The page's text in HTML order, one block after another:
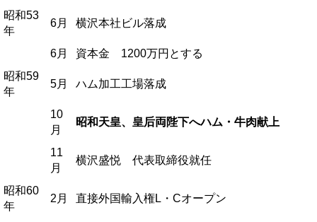
昭和53
年
6月 横沢本社ビル落成
6月
資本金 1200万円とする
昭和59
年
5月 ハム加工工場落成
10
月
昭和天皇、皇后両陛下へハム・牛肉献上
11
月
横沢盛悦 代表取締役就任
昭和60
年
2月 直接外国輸入権L・Cオープン